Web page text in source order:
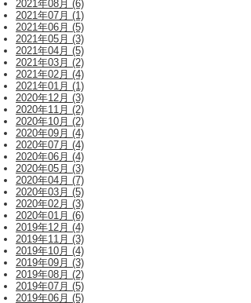
2021年08月 (6)
2021年07月 (1)
2021年06月 (5)
2021年05月 (3)
2021年04月 (5)
2021年03月 (2)
2021年02月 (4)
2021年01月 (1)
2020年12月 (3)
2020年11月 (2)
2020年10月 (2)
2020年09月 (4)
2020年07月 (4)
2020年06月 (4)
2020年05月 (3)
2020年04月 (7)
2020年03月 (5)
2020年02月 (3)
2020年01月 (6)
2019年12月 (4)
2019年11月 (3)
2019年10月 (4)
2019年09月 (3)
2019年08月 (2)
2019年07月 (5)
2019年06月 (5)